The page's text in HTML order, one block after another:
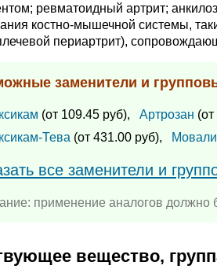
ревматоидный артрит;
костно-мышечной системы,
периартрит),
заменители и
(от 109.45 руб), Артрозан
Тева (от 431.00 руб),
все заменители и
применение аналогов должно
вещество,